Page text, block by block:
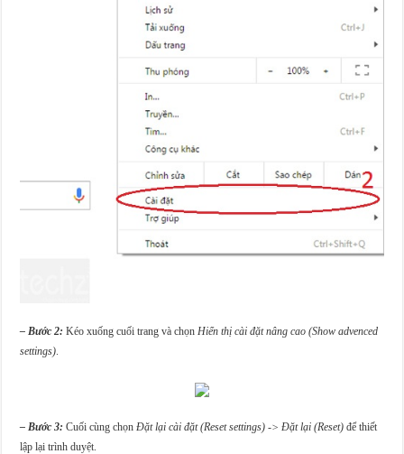
– Bước 2: Kéo xuống cuối trang và chọn Hiển thị cài đặt nâng cao (Show advenced
settings)
– Bước 3: Cuối cùng chọnĐặt lại cài đặt (Reset settings) -> Đặt lại (Reset) để thiết
lập lại trình duyệt.